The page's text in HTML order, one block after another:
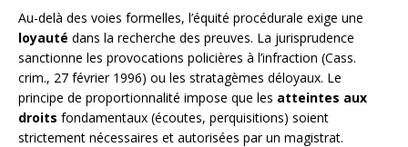
Au-delà des voies formelles, l’équité procédurale exige une
loyauté dans la recherche des preuves. La jurisprudence
sanctionne les provocations policières à l’infraction (Cass.
crim., 27 février 1996) ou les stratagèmes déloyaux. Le
principe de proportionnalité impose que les atteintes aux
droits fondamentaux (écoutes, perquisitions) soient
strictement nécessaires et autorisées par un magistrat.